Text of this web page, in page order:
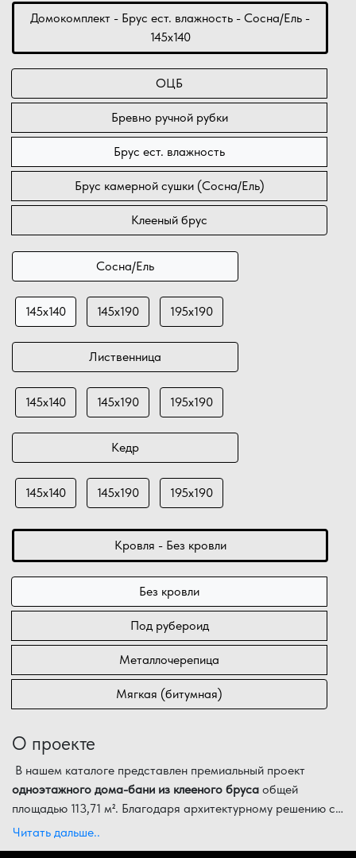
Домокомплект - Брус ест. влажность - Сосна/Ель -
145х140
ОЦБ
Бревно ручной рубки
Брус ест. влажность
Брус камерной сушки (Сосна/Ель)
Клееный брус
Сосна/Ель
145х140 145х190 195х190
Лиственница
145х140 145х190 195х190
Кедр
145х140 145х190 195х190
Кровля - Без кровли
Без кровли
Под рубероид
Металлочерепица
Мягкая (битумная)
О проекте
В нашем каталоге представлен премиальный проект
одноэтажного дома-бани из клееного бруса общей
площадью 113,71 м². Благодаря архитектурному решению с
окнами в пол, это массивное строение с габаритами 16,70
Детальная экспликация помещений проекта:
Читать дальше..